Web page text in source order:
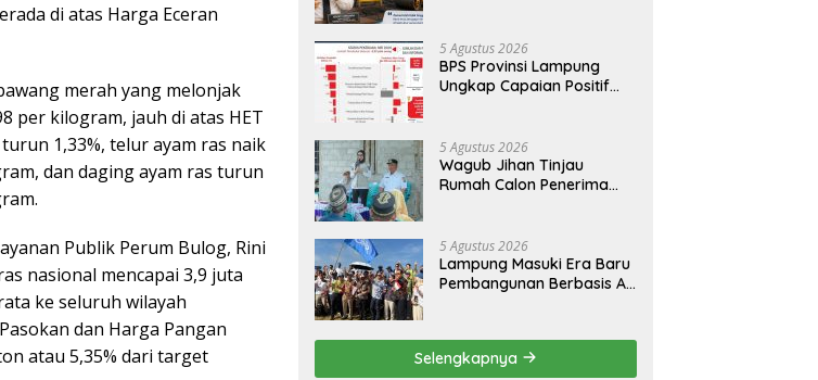
di atas Harga Eceran
merah yang melonjak
per kilogram, jauh di atas HET
1,33%, telur ayam ras naik
dan daging ayam ras turun
Publik Perum Bulog, Rini
nasional mencapai 3,9 juta
ke seluruh wilayah
dan Harga Pangan
atau 5,35% dari target
Demi Keselamatan
Pengguna Jalan
5 Agustus 2026
BPS Provinsi Lampung
Ungkap Capaian Positif
Ekonomi Terus Tumbuh
5 Agustus 2026
Wagub Jihan Tinjau
Rumah Calon Penerima
dan Serap Aspirasi
Masyarakat
5 Agustus 2026
Lampung Masuki Era Baru
Pembangunan Berbasis AI,
Mengorbit
Selengkapnya